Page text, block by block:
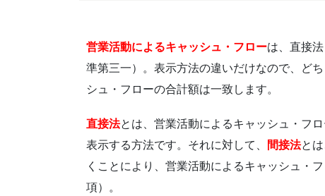
営業活動によるキャッシュ・フローは、直接
準第三一）。表示方法の違いだけなので、ど
シュ・フローの合計額は一致します。
直接法とは、営業活動によるキャッシュ・フ
表示する方法です。それに対して、
間接法と
くことにより、営業活動によるキャッシュ・
項）。